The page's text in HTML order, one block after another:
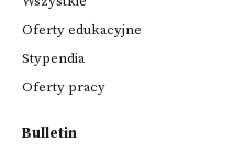
Oferty edukacyjne
Stypendia
Oferty pracy
Bulletin